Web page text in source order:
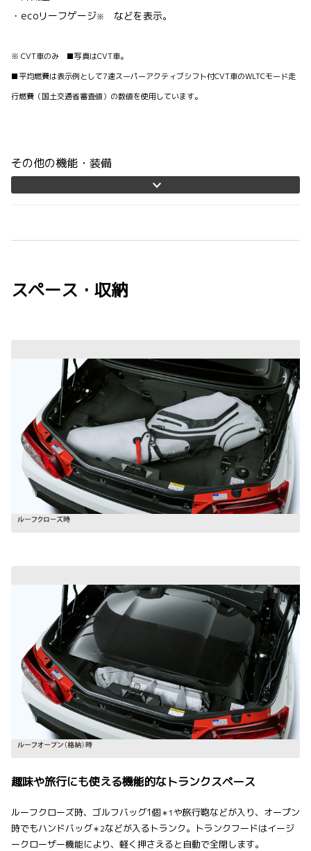
・ecoリーフゲージ※ などを表示。
※ CVT車のみ ■写真はCVT車。
■平均燃費は表示例として7速スーパーアクティブシフト付CVT車のWLTCモード走
行燃費（国土交通省審査値）の数値を使用しています。
その他の機能・装備
スペース・収納
趣味や旅行にも使える機能的なトランクスペース
ルーフクローズ時、ゴルフバッグ1個＊1や旅行鞄などが入り、オープン
時でもハンドバッグ＊2などが入るトランク。トランクフードはイージ
ークローザー機能により、軽く押さえると自動で全閉します。